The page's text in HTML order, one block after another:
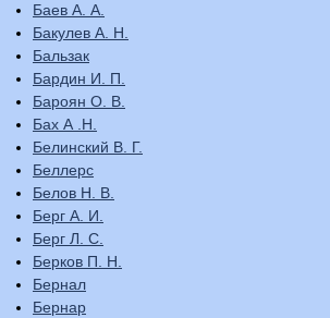
Баев А. А.
Бакулев А. Н.
Бальзак
Бардин И. П.
Бароян О. В.
Бах А .Н.
Белинский В. Г.
Беллерс
Белов Н. В.
Берг А. И.
Берг Л. С.
Берков П. Н.
Бернал
Бернар